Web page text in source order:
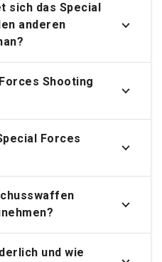
sich das Special
anderen
Shooting
Forces
und wie